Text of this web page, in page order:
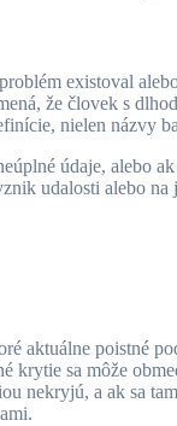
existoval
že človek s
nielen názvy
údaje, alebo
udalosti alebo na
aktuálne poistné
krytie sa môže
nekryjú, a ak sa